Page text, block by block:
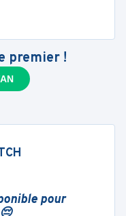
premier !
pour